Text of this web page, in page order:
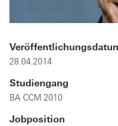
28.04.2014
Studiengang
BA CCM 2010
Jobposition